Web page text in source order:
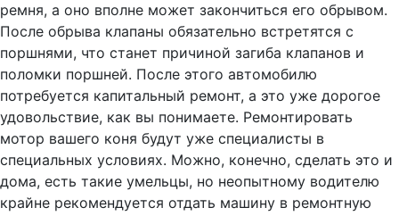
ремня, а оно вполне может закончиться его обрывом.
После обрыва клапаны обязательно встретятся с
поршнями, что станет причиной загиба клапанов и
поломки поршней. После этого автомобилю
потребуется капитальный ремонт, а это уже дорогое
удовольствие, как вы понимаете. Ремонтировать
мотор вашего коня будут уже специалисты в
специальных условиях. Можно, конечно, сделать это и
дома, есть такие умельцы, но неопытному водителю
крайне рекомендуется отдать машину в ремонтную